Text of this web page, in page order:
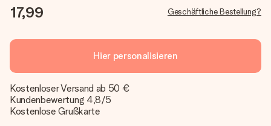
17,99 Geschäftliche Bestellung?
Hier personalisieren
Kostenloser Versand ab 50 €
Kundenbewertung 4,8/5
Kostenlose Grußkarte